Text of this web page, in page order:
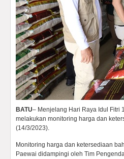
BATU– Menjelang Hari Raya Idul Fitri
melakukan monitoring harga dan
(14/3/2023).
Monitoring harga dan ketersediaan
Paewai didampingi oleh Tim